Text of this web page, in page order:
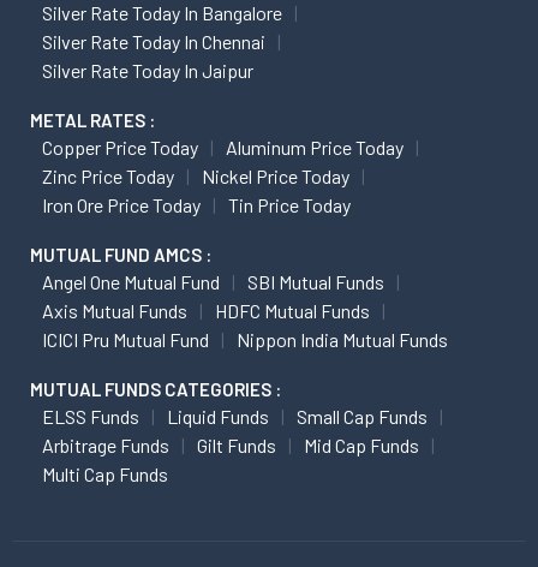
Silver Rate Today In Bangalore
Silver Rate Today In Chennai
Silver Rate Today In Jaipur
METAL RATES :
Copper Price Today
Aluminum Price Today
Zinc Price Today
Nickel Price Today
Iron Ore Price Today
Tin Price Today
MUTUAL FUND AMCS :
Angel One Mutual Fund
SBI Mutual Funds
Axis Mutual Funds
HDFC Mutual Funds
ICICI Pru Mutual Fund
Nippon India Mutual Funds
MUTUAL FUNDS CATEGORIES :
ELSS Funds Liquid Funds
Small Cap Funds
Arbitrage Funds
Gilt Funds
Mid Cap Funds
Multi Cap Funds